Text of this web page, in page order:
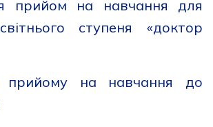
прийом на навчання для
ступеня «доктор
прийому на навчання до